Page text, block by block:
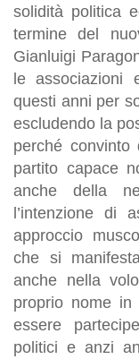
solidità politica
termine del
Gianluigi
le associazioni
questi anni per
escludendo la
perché
partito capace
anche della
l’intenzione di
approccio
che si
anche nella
proprio nome in
essere
politici e anzi